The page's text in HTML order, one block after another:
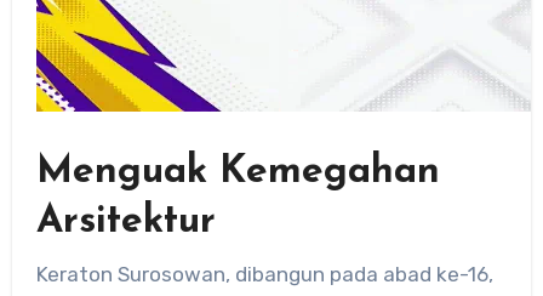
Menguak Kemegahan
Arsitektur
Keraton Surosowan, dibangun pada abad ke-16,